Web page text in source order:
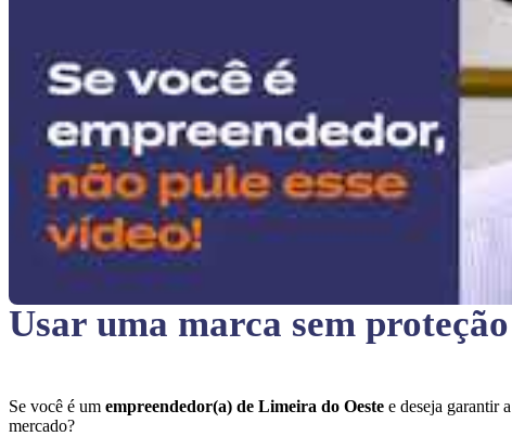
Usar uma marca sem proteção
Se você é um empreendedor(a) de Limeira do Oeste e deseja garantir
mercado?